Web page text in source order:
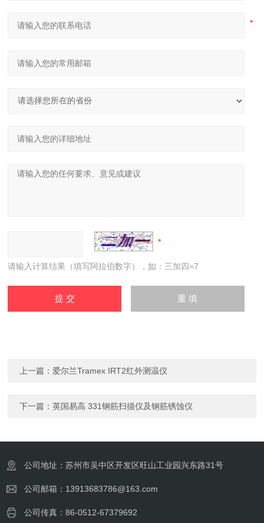
请输入计算结果（填写阿拉伯数字），如：三加四=7
上一篇： 爱尔兰Tramex IRT2红外测温仪
下一篇：英国易高 331钢筋扫描仪及钢筋锈蚀仪
公司地址：苏州市吴中区开发区旺山工业园兴东路31号
公司邮箱：13913683786@163.com
公司传真：86-0512-67379692